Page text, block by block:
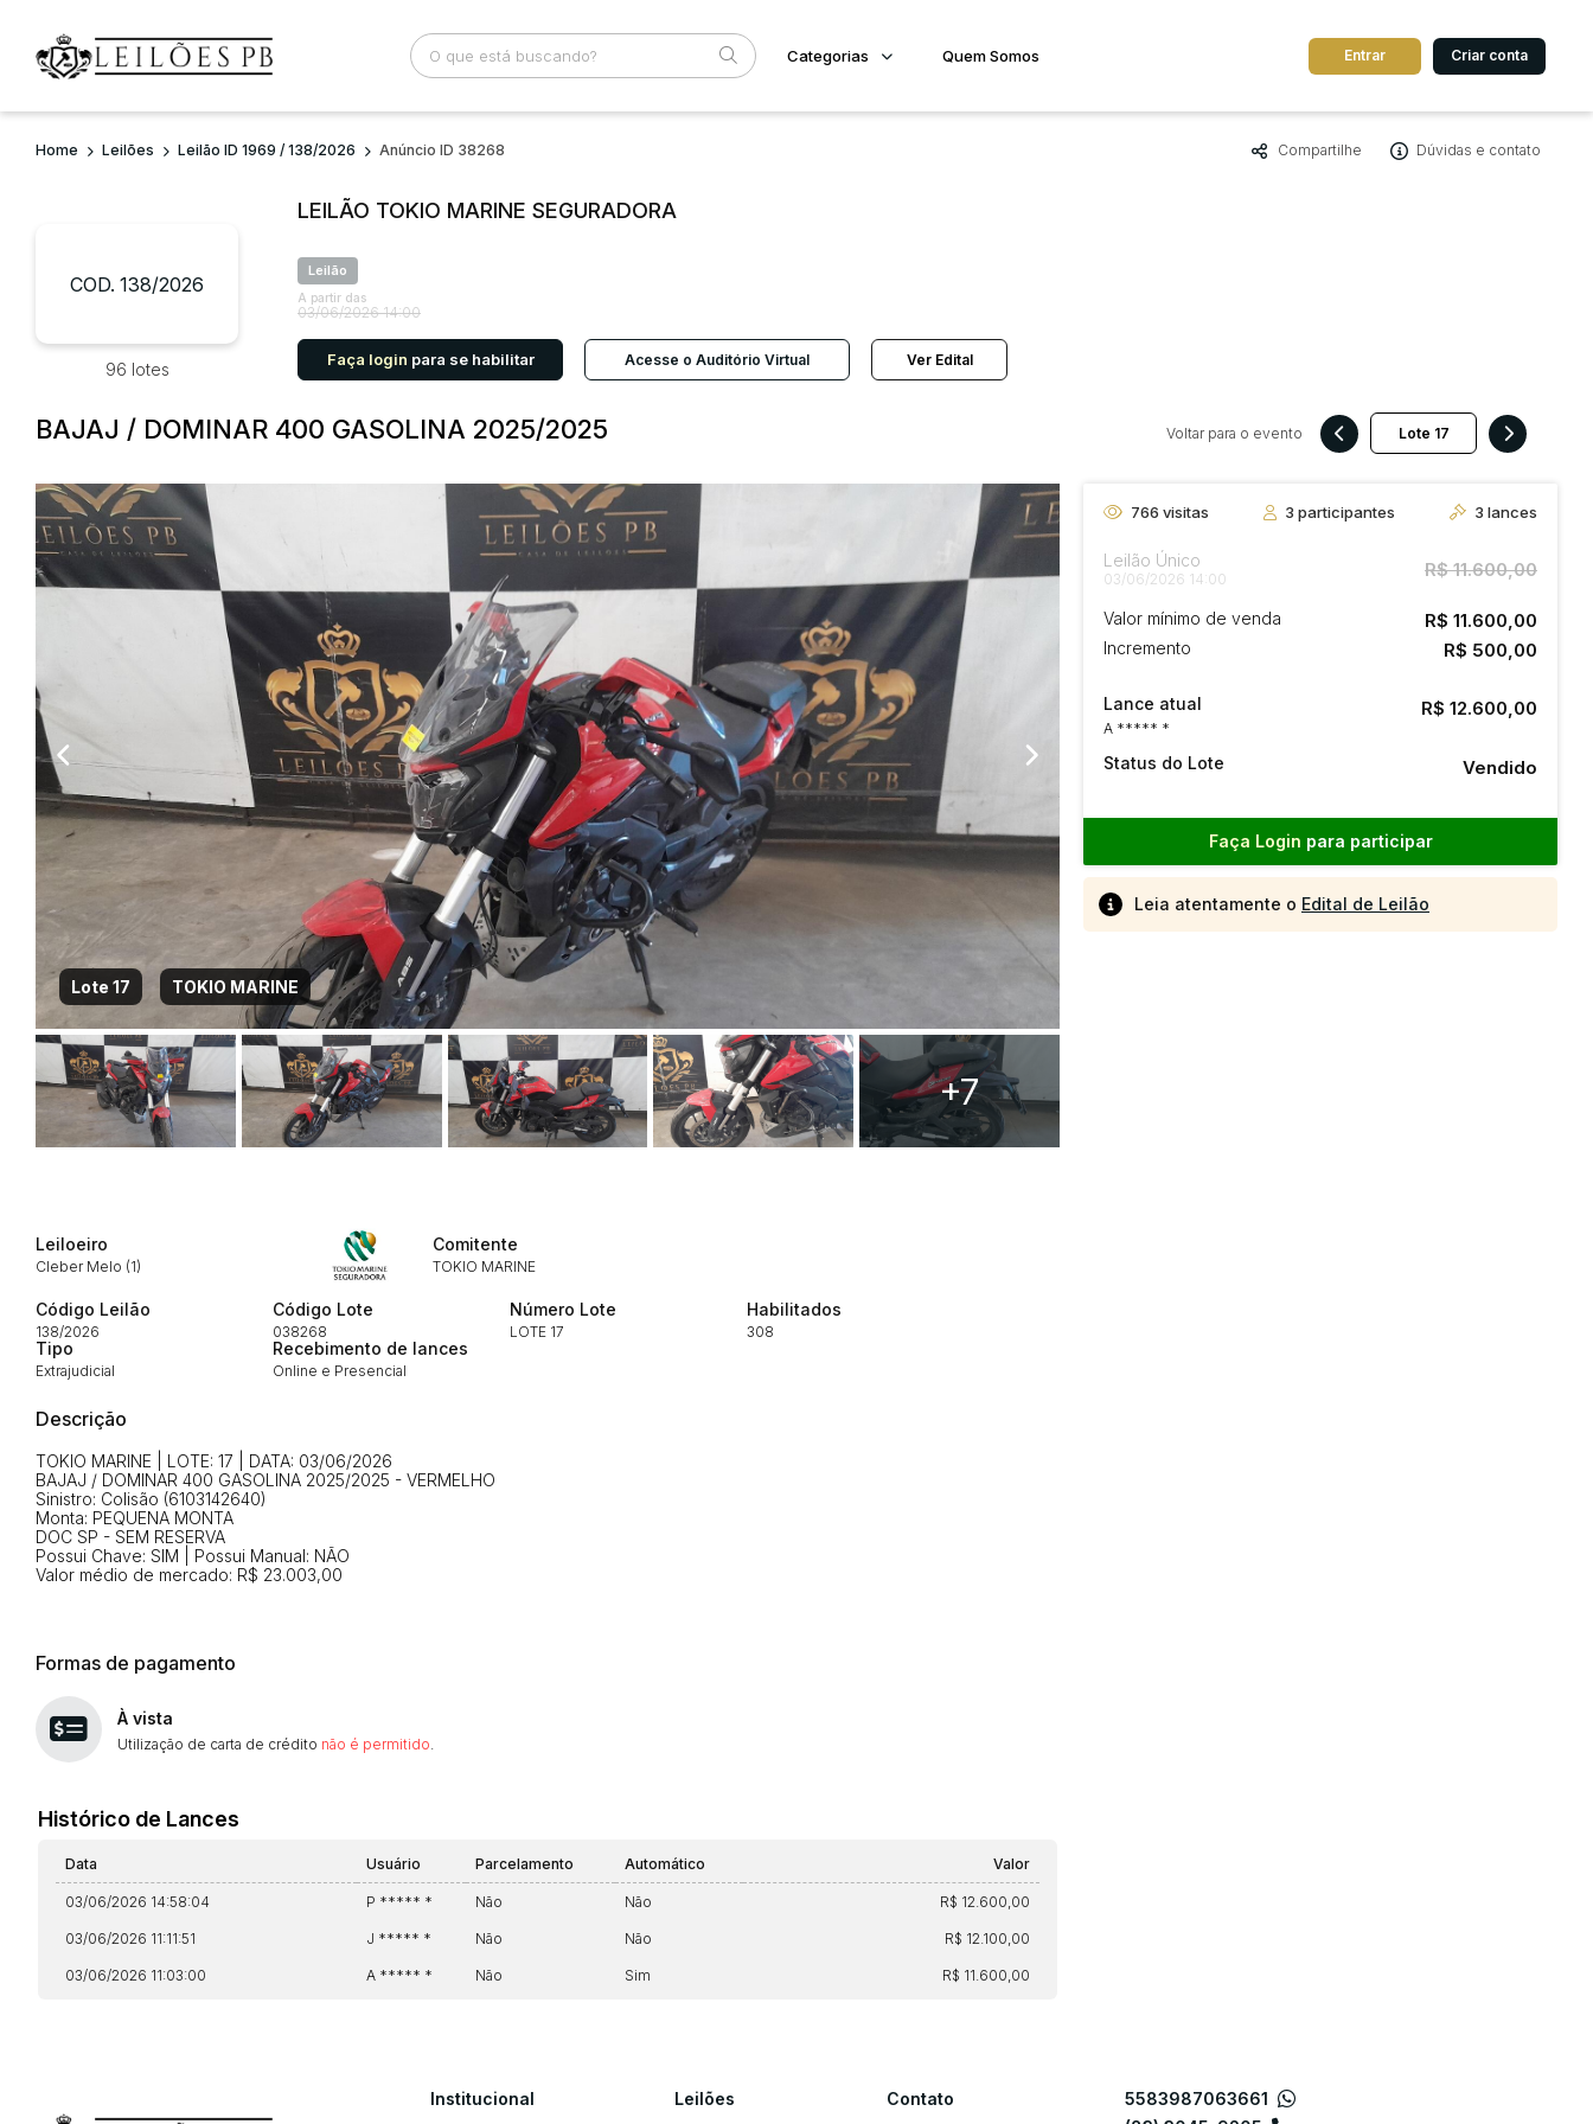
Busca por palavra-chave Categoria Cidade
Categorias Quem Somos Entrar Criar conta
Home Leilões Leilão ID 1969 / 138/2026 Anúncio ID 38268 Compartilhe Dúvidas e contato
COD. 138/2026
96 lotes
LEILÃO TOKIO MARINE SEGURADORA
Leilão
A partir das
03/06/2026 14:00
Faça login para se habilitar Acesse o Auditório Virtual Ver Edital
BAJAJ / DOMINAR 400 GASOLINA 2025/2025 Voltar para o evento
Lote 17 TOKIO MARINE
+7
766 visitas 3 participantes 3 lances
Leilão Único
03/06/2026 14:00 R$ 11.600,00
Valor mínimo de venda R$ 11.600,00
Incremento R$ 500,00
Lance atual
A ***** *
R$ 12.600,00
Status do Lote Vendido
Faça Login para participar
Leia atentamente o Edital de Leilão
Leiloeiro
Cleber Melo (1)
Comitente
TOKIO MARINE
Código Leilão
138/2026
Código Lote
038268
Número Lote
LOTE 17
Habilitados
308
Tipo
Extrajudicial
Recebimento de lances
Online e Presencial
Descrição
TOKIO MARINE | LOTE: 17 | DATA: 03/06/2026
BAJAJ / DOMINAR 400 GASOLINA 2025/2025 - VERMELHO
Sinistro: Colisão (6103142640)
Monta: PEQUENA MONTA
DOC SP - SEM RESERVA
Possui Chave: SIM | Possui Manual: NÃO
Valor médio de mercado: R$ 23.003,00
Formas de pagamento
À vista
Utilização de carta de crédito não é permitido
Histórico de Lances
Data Usuário Parcelamento Automático Valor
03/06/2026 14:58:04 P ***** * Não Não R$ 12.600,00
03/06/2026 11:11:51 J ***** * Não Não R$ 12.100,00
03/06/2026 11:03:00 A ***** * Não Sim R$ 11.600,00
Envie sua Proposta
14/04/2025 18:43:11
Habilite-se para efetuar lances ou propostas
Institucional Leilões Contato
5583987063661